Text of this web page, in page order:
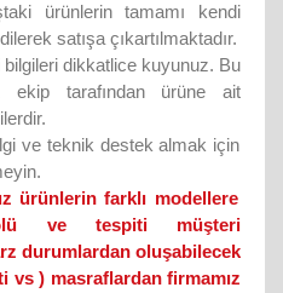
ürünlerin tamamı kendi
satışa çıkartılmaktadır.
bilgileri dikkatlice kuyunuz. Bu
ekip tarafından ürüne ait
ve teknik destek almak için
ürünlerin farklı modellere
ve tespiti müşteri
durumlardan oluşabilecek
vs ) masraflardan firmamız